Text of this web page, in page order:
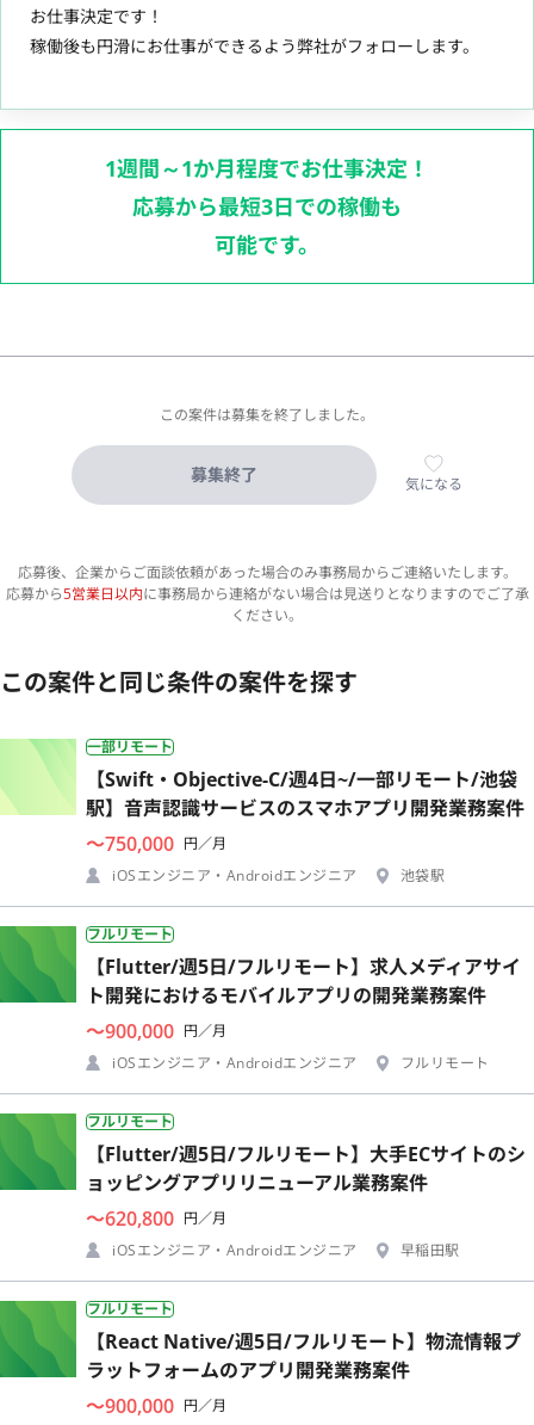
お仕事決定です！
稼働後も円滑にお仕事ができるよう弊社がフォローします。
1週間～1か月程度でお仕事決定！
応募から最短3日での稼働も
可能です。
この案件は募集を終了しました。
募集終了 気になる
応募後、企業からご面談依頼があった場合のみ事務局からご連絡いたします。
応募から5営業日以内に事務局から連絡がない場合は見送りとなりますのでご了承
ください。
この案件と同じ条件の案件を探す
一部リモート
【Swift・Objective-C/週4日~/一部リモート/池袋
駅】音声認識サービスのスマホアプリ開発業務案件
〜750,000 円／月
iOSエンジニア・Androidエンジニア
池袋駅
フルリモート
【Flutter/週5日/フルリモート】求人メディアサイ
ト開発におけるモバイルアプリの開発業務案件
〜900,000 円／月
iOSエンジニア・Androidエンジニア
フルリモート
フルリモート
【Flutter/週5日/フルリモート】大手ECサイトのシ
ョッピングアプリリニューアル業務案件
〜620,800 円／月
iOSエンジニア・Androidエンジニア
早稲田駅
フルリモート
【React Native/週5日/フルリモート】物流情報プ
ラットフォームのアプリ開発業務案件
〜900,000 円／月